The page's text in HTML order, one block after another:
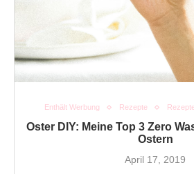
Enthält Werbung Rezepte Rezepte
Oster DIY: Meine Top 3 Zero
Ostern
April 17, 2019